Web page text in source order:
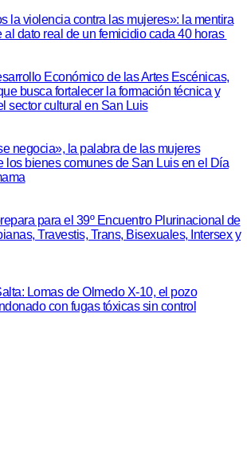
la violencia contra las mujeres»: la mentira
al dato real de un femicidio cada 40 horas
Económico de las Artes Escénicas,
busca fortalecer la formación técnica y
sector cultural en San Luis
negocia», la palabra de las mujeres
los bienes comunes de San Luis en el Día
para el 39º Encuentro Plurinacional de
Travestis, Trans, Bisexuales, Intersex y
Lomas de Olmedo X-10, el pozo
con fugas tóxicas sin control